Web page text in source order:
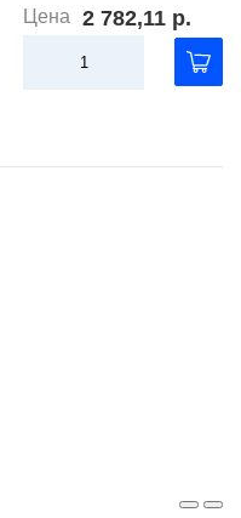
Цена 2 782,11 р.